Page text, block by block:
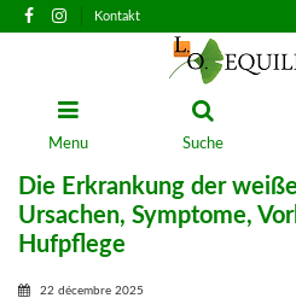
Kontakt
Menu Suche
Die Erkrankung der
Ursachen, Symptome,
Hufpflege
22 décembre 2025